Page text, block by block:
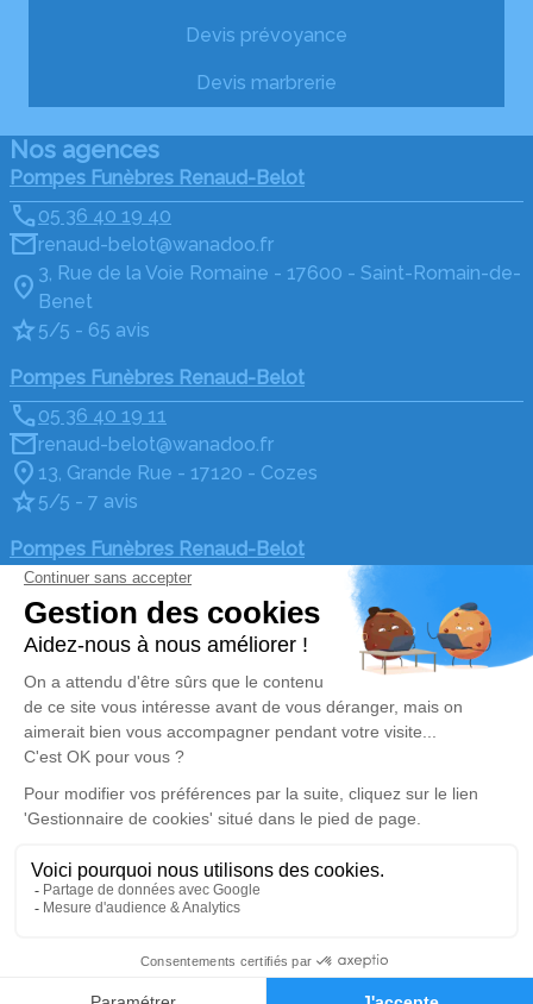
Devis prévoyance
Devis marbrerie
Nos agences
Pompes Funèbres Renaud-Belot
05 36 40 19 40
renaud-belot@wanadoo.fr
3, Rue de la Voie Romaine - 17600 - Saint-Romain-de-
Benet
5/5 - 65 avis
Pompes Funèbres Renaud-Belot
05 36 40 19 11
renaud-belot@wanadoo.fr
13, Grande Rue - 17120 - Cozes
5/5 - 7 avis
Pompes Funèbres Renaud-Belot
05 36 40 19 20
renaud-belot@wanadoo.fr
12, Place du Général de Gaulle - 17600 - Saujon
4.9/5 - 34 avis
Nos Services
Organiser des obsèques
Monuments funéraires
Services aux familles
Liens utiles
Avis de décès
en agence
Mentions légales
Politique de traitement des données personnelles
Gestionnaire de cookies